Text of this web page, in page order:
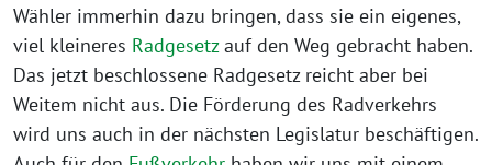
Wähler immerhin dazu bringen, dass sie ein eigenes,
viel kleineres Radgesetzauf den Weg gebracht haben.
Das jetzt beschlossene Radgesetz reicht aber bei
Weitem nicht aus. Die Förderung des Radverkehrs
wird uns auch in der nächsten Legislatur beschäftigen.